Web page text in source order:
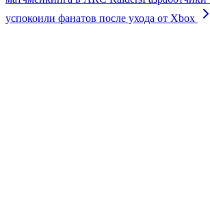
успокоили фанатов после ухода от Xbox